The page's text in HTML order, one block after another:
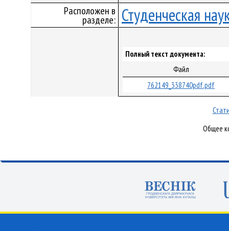
Расположен в
разделе: Студенческая
Полный текст документа:
Файл
762149_338740pdf.pdf
Общее